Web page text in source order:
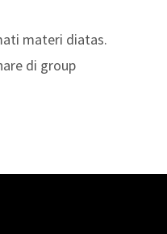
materi diatas.
di group